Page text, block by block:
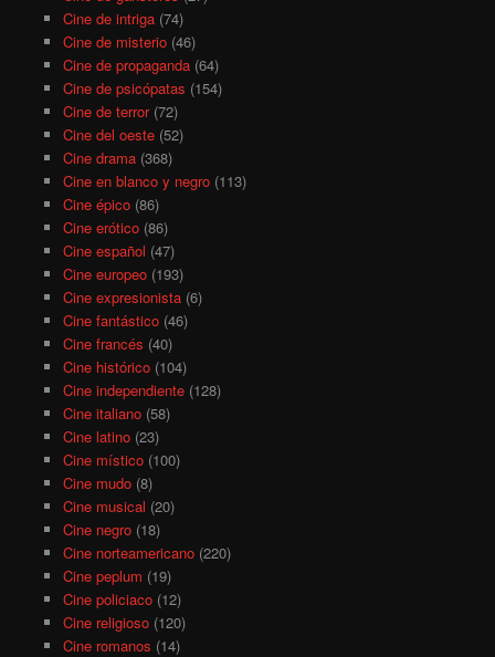
Cine de intriga(74)
Cine de misterio(46)
Cine de propaganda(64)
Cine de psicópatas (154)
Cine de terror(72)
Cine del oeste(52)
Cine drama(368)
Cine en blanco y negro(113)
Cine épico(86)
Cine erótico(86)
Cine español (47)
Cine europeo(193)
Cine expresionista(6)
Cine fantástico(46)
Cine francés (40)
Cine histórico(104)
Cine independiente(128)
Cine italiano(58)
Cine latino(23)
Cine místico(100)
Cine mudo(8)
Cine musical (20)
Cine negro(18)
Cine norteamericano(220)
Cine peplum (19)
Cine policiaco(12)
Cine religioso(120)
Cine romanos (14)